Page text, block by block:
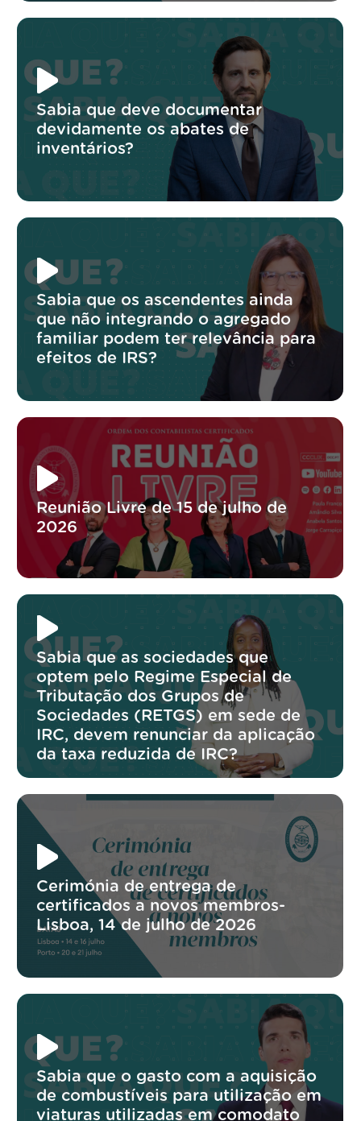
Sabia que deve documentar
devidamente os abates de
inventários?
Sabia que os ascendentes ainda
que não integrando o agregado
familiar podem ter relevância para
efeitos de IRS?
Reunião Livre de 15 de julho de
2026
Sabia que as sociedades que
optem pelo Regime Especial de
Tributação dos Grupos de
Sociedades (RETGS) em sede de
IRC, devem renunciar da aplicação
da taxa reduzida de IRC?
Cerimónia de entrega de
certificados a novos membros-
Lisboa, 14 de julho de 2026
Sabia que o gasto com a aquisição
de combustíveis para utilização em
viaturas utilizadas em comodato